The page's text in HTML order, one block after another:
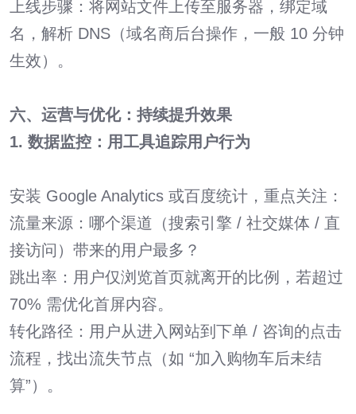
上线步骤：将网站文件上传至服务器，绑定域
名，解析 DNS（域名商后台操作，一般 10 分钟
生效）。
六、运营与优化：持续提升效果
1. 数据监控：用工具追踪用户行为
安装 Google Analytics 或百度统计，重点关注：
流量来源：哪个渠道（搜索引擎 / 社交媒体 / 直
接访问）带来的用户最多？
跳出率：用户仅浏览首页就离开的比例，若超过
70% 需优化首屏内容。
转化路径：用户从进入网站到下单 / 咨询的点击
流程，找出流失节点（如 “加入购物车后未结
算”）。